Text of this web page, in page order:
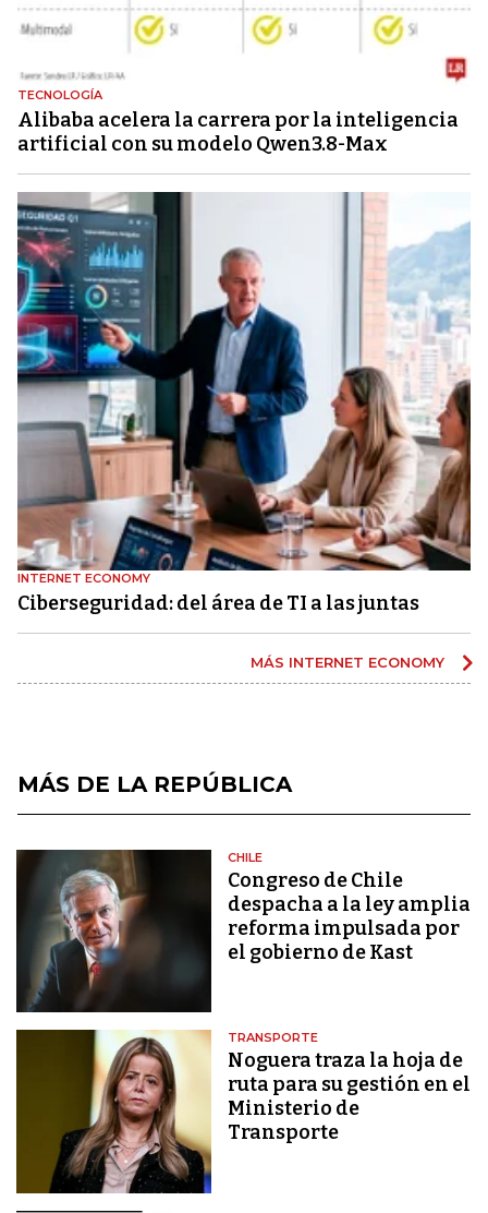
TECNOLOGÍA
Alibaba acelera la carrera por la inteligencia
artificial con su modelo Qwen3.8-Max
INTERNET ECONOMY
Ciberseguridad: del área de TI a las juntas
MÁS INTERNET ECONOMY
MÁS DE LA REPÚBLICA
CHILE
Congreso de Chile
despacha a la ley amplia
reforma impulsada por
el gobierno de Kast
TRANSPORTE
Noguera traza la hoja de
ruta para su gestión en el
Ministerio de
Transporte